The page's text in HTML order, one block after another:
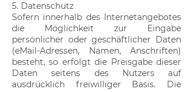
5. Datenschutz
Sofern innerhalb des Internetangebotes
die Möglichkeit zur Eingabe
persönlicher oder geschäftlicher Daten
(eMail-Adressen, Namen, Anschriften)
besteht, so erfolgt die Preisgabe dieser
Daten seitens des Nutzers auf
ausdrücklich freiwilliger Basis. Die